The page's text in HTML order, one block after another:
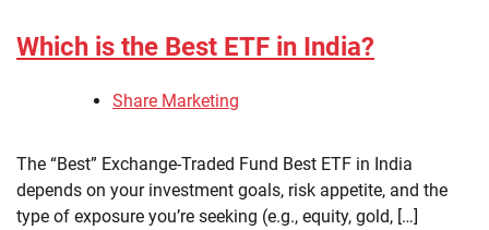
Which is the Best ETF in India?
Share Marketing
The “Best” Exchange-Traded Fund Best ETF in India
depends on your investment goals, risk appetite, and the
type of exposure you’re seeking (e.g., equity, gold, […]